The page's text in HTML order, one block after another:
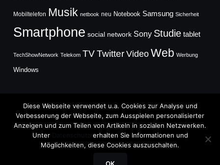
Mobiltelefon Musik netbook neu Notebook Samsung Sicherheit
Smartphone social network Sony Studie tablet
TechShowNetwork Telekom TVTwitter Video Web Werbung
Windows
Copyright © 2026
TechFieber Blog
Diese Webseite verwendet u.a. Cookies zur Analyse und
Verbesserung der Webseite, zum Ausspielen personalisierter
Anzeigen und zum Teilen von Artikeln in sozialen Netzwerken.
Unter
erhalten Sie Informationen und
Möglichkeiten, diese Cookies auszuschalten.